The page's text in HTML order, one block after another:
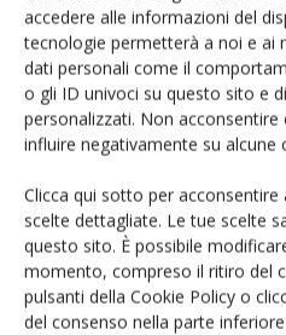
accedere alle informazioni del
tecnologie permetterà a noi e ai
dati personali come il
o gli ID univoci su questo sito e
personalizzati. Non
influire negativamente su alcune
Clicca qui sotto per
scelte dettagliate. Le tue scelte
questo sito. È possibile
momento, compreso il ritiro del
pulsanti della Cookie Policy o
del consenso nella parte
utilizzare le risorse naturali in
esperti hanno concordato che
l’innovazione tecnologica
una coltivazione non solo
dell’ambiente.
Facebook